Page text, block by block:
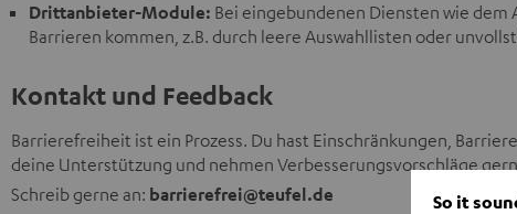
Drittanbieter-Module: Bei eingebundenen Diensten wie dem
Barrieren kommen, z.B. durch leere Auswahllisten oder
Kontakt und Feedback
Barrierefreiheit ist ein Prozess. Du hast Einschränkungen,
deine Unterstützung und nehmen Verbesserungsvorschläge
Schreib gerne an: barrierefrei@teufel.de So it